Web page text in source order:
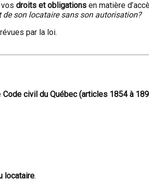
droits et obligations en matière
son locataire sans son autorisation?
par la loi.
Code civil du Québec (articles 1854 à
locataire.